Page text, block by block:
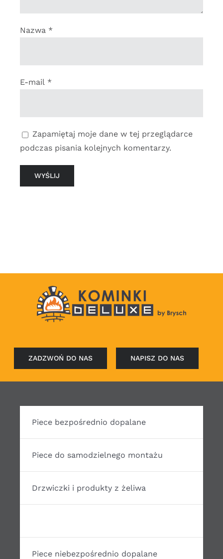
Nazwa *
E-mail *
Zapamiętaj moje dane w tej przeglądarce
podczas pisania kolejnych komentarzy.
ZADZWOŃ DO NAS NAPISZ DO NAS
Piece bezpośrednio dopalane
Piece do samodzielnego montażu
Drzwiczki i produkty z żeliwa
Piece niebezpośrednio dopalane